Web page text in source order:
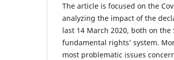
The article is focused on the
analyzing the impact of the
last 14 March 2020, both on
fundamental rights’ system.
most problematic issues